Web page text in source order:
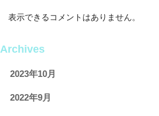
表示できるコメントはありません。
Archives
2023年10月
2022年9月